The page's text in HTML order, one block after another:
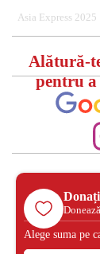
Asia Express 2025
Alătură-
pentru
Alege suma pe